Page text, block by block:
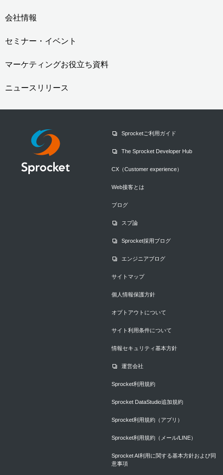
会社情報
セミナー・イベント
マーケティングお役立ち資料
ニュースリリース
Sprocketご利用ガイド
The Sprocket Developer Hub
CX（Customer experience）
Web接客とは
ブログ
スプ論
Sprocket採用ブログ
エンジニアブログ
サイトマップ
個人情報保護方針
オプトアウトについて
サイト利用条件について
情報セキュリティ基本方針
運営会社
Sprocket利用規約
Sprocket DataStudio追加規約
Sprocket利用規約（アプリ）
Sprocket利用規約（メール/LINE）
Sprocket AI利用に関する基本方針および同
意事項